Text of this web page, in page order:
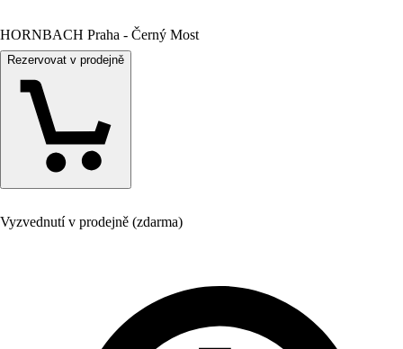
HORNBACH Praha - Černý Most
Rezervovat v prodejně
Vyzvednutí v prodejně (zdarma)